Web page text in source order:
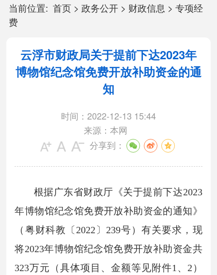
当前位置: 首页> 政务公开> 财政信息 > 专项经
费
云浮市财政局关于提前下达2023年
博物馆纪念馆免费开放补助资金的通
知
时间：2022-12-13 15:44
来源：本网
分享到：
根据广东省财政厅《关于提前下达2023
年博物馆纪念馆免费开放补助资金的通知》
（粤财科教〔2022〕239号）有关要求，现
将2023年博物馆纪念馆免费开放补助资金共
323万元（具体项目、金额等见附件1、2）